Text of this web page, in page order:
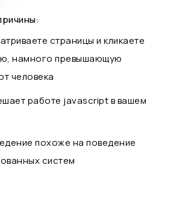
страницы и кликаете
намного превышающую
человека
работе javascript в вашем
похоже на поведение
систем